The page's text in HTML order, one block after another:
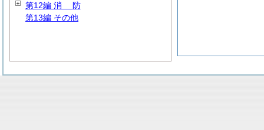
第12編 消 防
第13編 その他